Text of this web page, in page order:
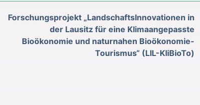
Forschungsprojekt „LandschaftsInnovationen in
der Lausitz für eine Klimaangepasste
Bioökonomie und naturnahen Bioökonomie-
Tourismus“ (LIL-KliBioTo)